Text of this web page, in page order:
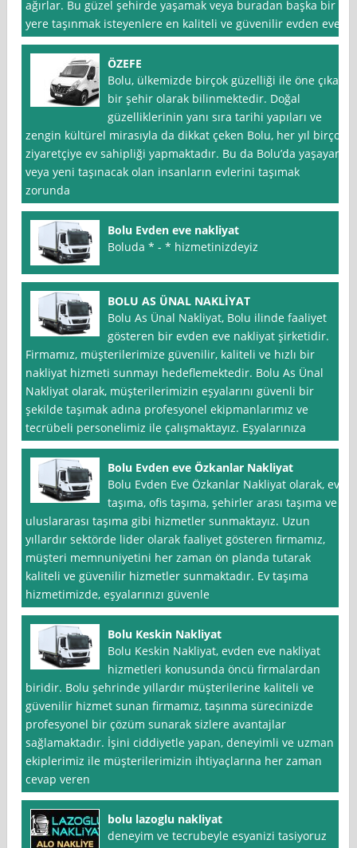
ağırlar. Bu güzel şehirde yaşamak veya buradan başka bir
yere taşınmak isteyenlere en kaliteli ve güvenilir evden eve
ÖZEFE
Bolu, ülkemizde birçok güzelliği ile öne çıkan
bir şehir olarak bilinmektedir. Doğal
güzelliklerinin yanı sıra tarihi yapıları ve
zengin kültürel mirasıyla da dikkat çeken Bolu, her yıl birçok
ziyaretçiye ev sahipliği yapmaktadır. Bu da Bolu’da yaşayan
veya yeni taşınacak olan insanların evlerini taşımak
zorunda
Bolu Evden eve nakliyat
Boluda * - * hizmetinizdeyiz
BOLU AS ÜNAL NAKLİYAT
Bolu As Ünal Nakliyat, Bolu ilinde faaliyet
gösteren bir evden eve nakliyat şirketidir.
Firmamız, müşterilerimize güvenilir, kaliteli ve hızlı bir
nakliyat hizmeti sunmayı hedeflemektedir. Bolu As Ünal
Nakliyat olarak, müşterilerimizin eşyalarını güvenli bir
şekilde taşımak adına profesyonel ekipmanlarımız ve
tecrübeli personelimiz ile çalışmaktayız. Eşyalarınıza
Bolu Evden eve Özkanlar Nakliyat
Bolu Evden Eve Özkanlar Nakliyat olarak, ev
taşıma, ofis taşıma, şehirler arası taşıma ve
uluslararası taşıma gibi hizmetler sunmaktayız. Uzun
yıllardır sektörde lider olarak faaliyet gösteren firmamız,
müşteri memnuniyetini her zaman ön planda tutarak
kaliteli ve güvenilir hizmetler sunmaktadır. Ev taşıma
hizmetimizde, eşyalarınızı güvenle
Bolu Keskin Nakliyat
Bolu Keskin Nakliyat, evden eve nakliyat
hizmetleri konusunda öncü firmalardan
biridir. Bolu şehrinde yıllardır müşterilerine kaliteli ve
güvenilir hizmet sunan firmamız, taşınma sürecinizde
profesyonel bir çözüm sunarak sizlere avantajlar
sağlamaktadır. İşini ciddiyetle yapan, deneyimli ve uzman
ekiplerimiz ile müşterilerimizin ihtiyaçlarına her zaman
cevap veren
bolu lazoglu nakliyat
deneyim ve tecrubeyle esyanizi tasiyoruz